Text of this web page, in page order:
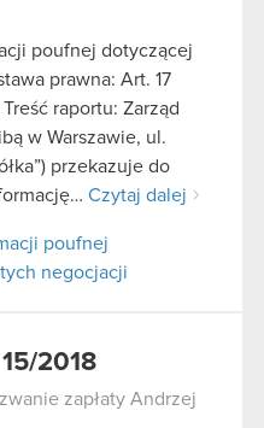
poufnej dotyczącej
prawna: Art. 17
raportu: Zarząd
w Warszawie, ul.
przekazuje do
Czytaj dalej
poufnej
negocjacji
2018
zapłaty Andrzej